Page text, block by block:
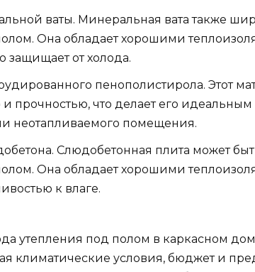
ваты. Минеральная вата также
Она обладает хорошими
защищает от холода.
пенополистирола. Этот
и прочностью, что делает его
неотапливаемого помещения.
Слюдобетонная плита может
Она обладает хорошими
к влаге.
утепления под полом в каркасном
климатические условия, бюджет и